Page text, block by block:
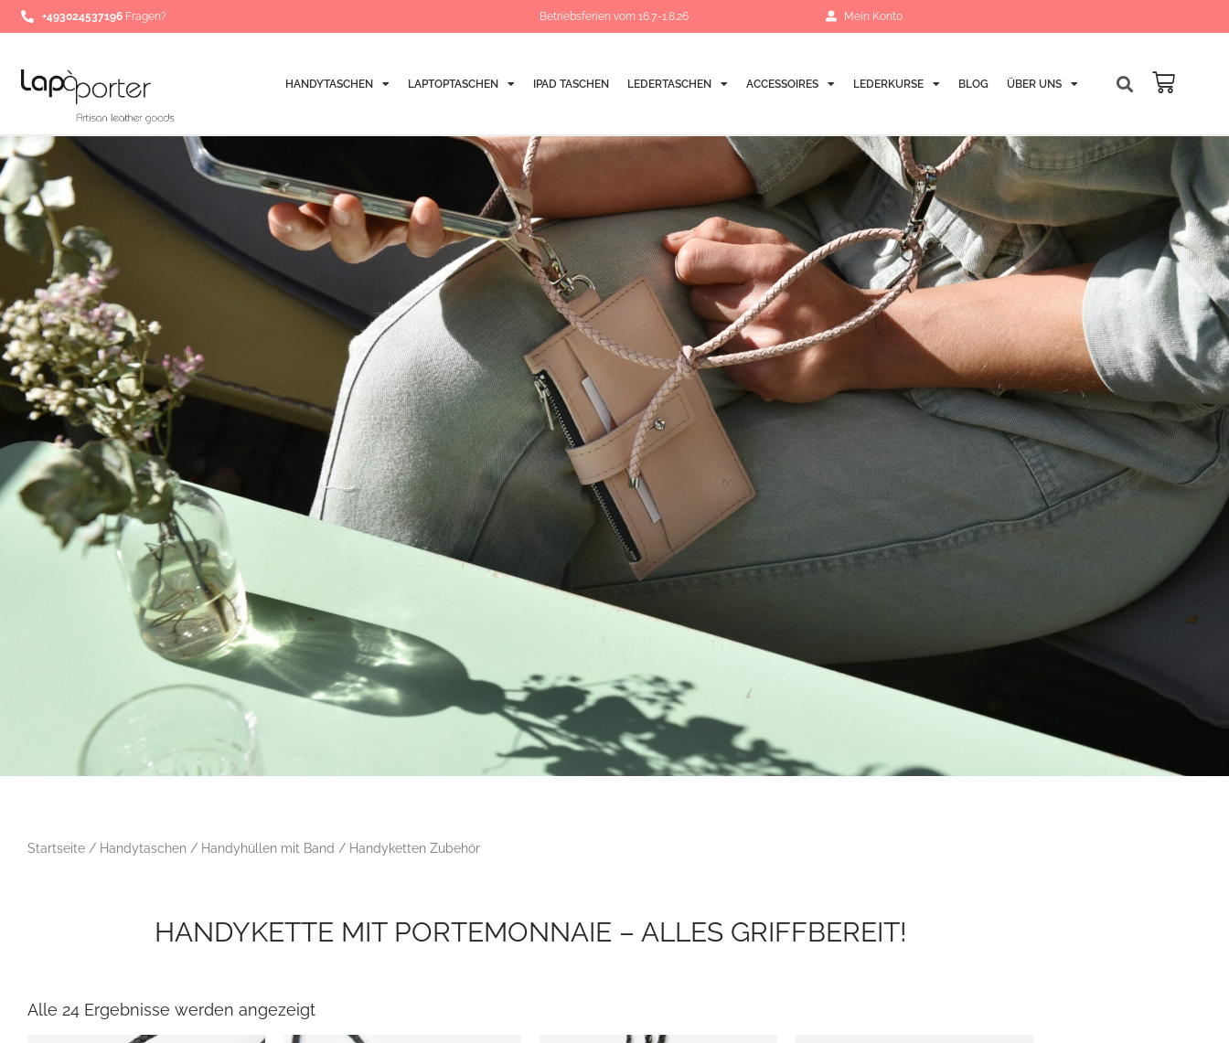
Zum
Inhalt
+493024537196 Fragen? Betriebsferien vom 16.7.-1.8.26 Mein Konto
HANDYTASCHEN LAPTOPTASCHEN IPAD TASCHEN LEDERTASCHEN ACCESSOIRES LEDERKURSE BLOG ÜBER UNS
Startseite / Handytaschen / Handyhüllen mit Band / Handyketten Zubehör
HANDYKETTE MIT PORTEMONNAIE – ALLES GRIFFBEREIT!
Alle 24 Ergebnisse werden angezeigtsortiert